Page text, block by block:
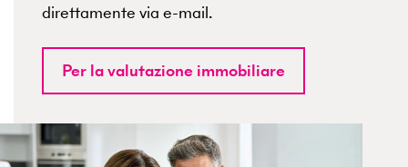
direttamente via e-mail.
Per la valutazione immobiliare